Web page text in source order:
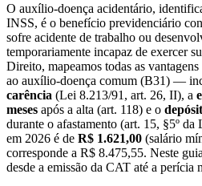
O auxílio-doença acidentário,
INSS, é o benefício previdenciário
sofre acidente de trabalho ou
temporariamente incapaz de exercer
Direito, mapeamos todas as
ao auxílio-doença comum (B31) —
carência (Lei 8.213/91, art. 26, II), a
meses após a alta (art. 118) e o
durante o afastamento (art. 15, §5º
em 2026 é de R$ 1.621,00 (salário
corresponde a R$ 8.475,55. Neste
desde a emissão da CAT até a perícia